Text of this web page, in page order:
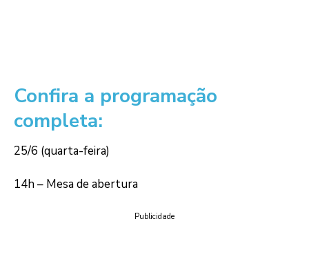
Confira a programação
completa:
25/6 (quarta-feira)
14h – Mesa de abertura
Publicidade